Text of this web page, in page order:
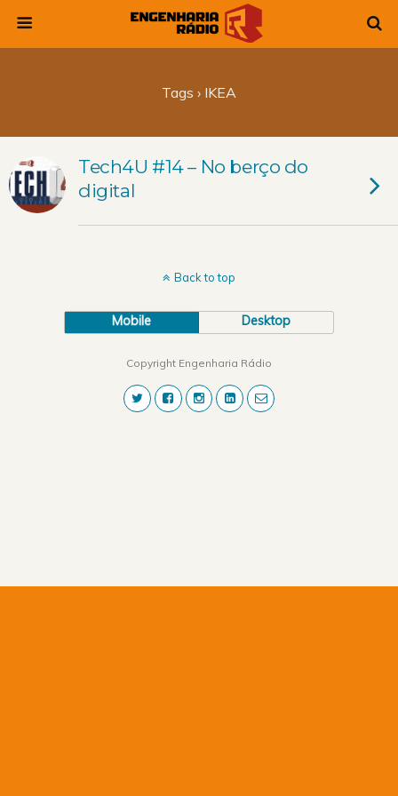
Tags › IKEA
Tech4U #14 – No berço do
digital
Back to top
Mobile Desktop
Copyright Engenharia Rádio